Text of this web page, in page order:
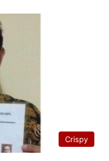
Crispy